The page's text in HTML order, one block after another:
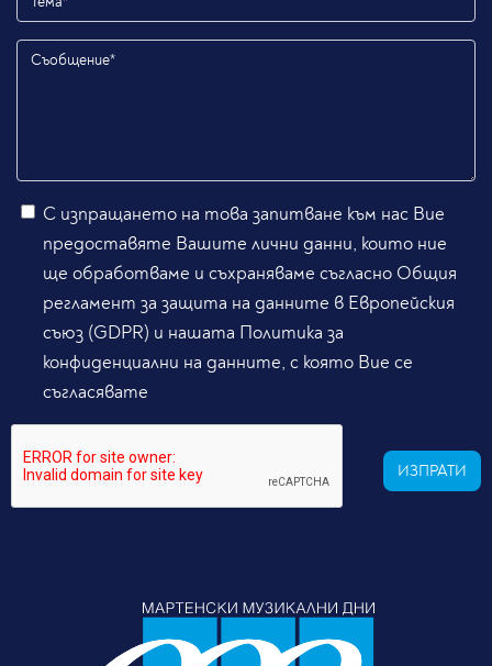
С изпращането на това запитване към нас Вие
предоставяте Вашите лични данни, които ние
ще обработваме и съхраняваме съгласно Общия
регламент за защита на данните в Европейския
съюз (GDPR) и нашата Политика за
конфиденциални на данните, с която Вие се
съгласявате
ИЗПРАТИ